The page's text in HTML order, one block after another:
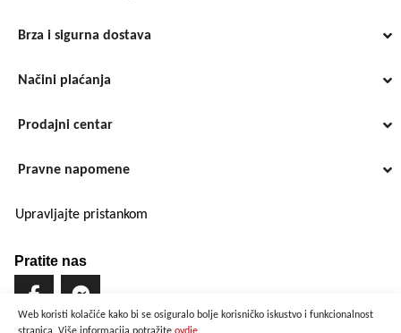
Web koristi kolačiće kako bi se osiguralo bolje korisničko iskustvo i funkcionalnost
Brza i sigurna dostava
Načini plaćanja
Prodajni centar
Pravne napomene
Upravljajte pristankom
Pratite nas